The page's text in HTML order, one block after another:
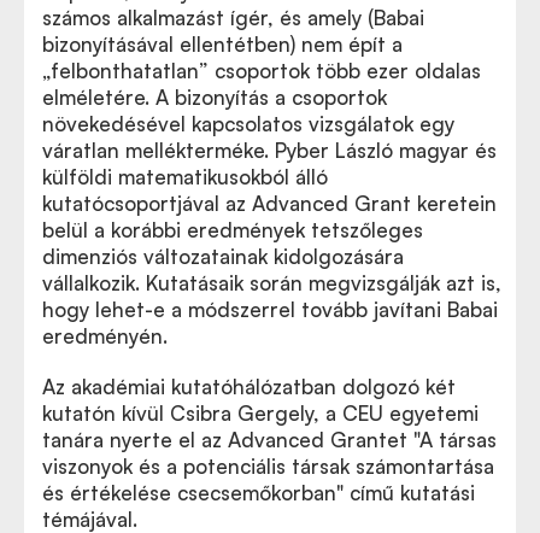
számos alkalmazást ígér, és amely (Babai
bizonyításával ellentétben) nem épít a
„felbonthatatlan” csoportok több ezer oldalas
elméletére. A bizonyítás a csoportok
növekedésével kapcsolatos vizsgálatok egy
váratlan mellékterméke. Pyber László magyar és
külföldi matematikusokból álló
kutatócsoportjával az Advanced Grant keretein
belül a korábbi eredmények tetszőleges
dimenziós változatainak kidolgozására
vállalkozik. Kutatásaik során megvizsgálják azt is,
hogy lehet-e a módszerrel tovább javítani Babai
eredményén.
Az akadémiai kutatóhálózatban dolgozó két
kutatón kívül Csibra Gergely, a CEU egyetemi
tanára nyerte el az Advanced Grantet "A társas
viszonyok és a potenciális társak számontartása
és értékelése csecsemőkorban" című kutatási
témájával.